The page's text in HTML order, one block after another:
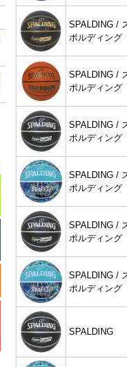
SPALDING /
ポルディング
SPALDING /
ポルディング
SPALDING /
ポルディング
SPALDING /
ポルディング
SPALDING /
ポルディング
SPALDING /
ポルディング
SPALDING